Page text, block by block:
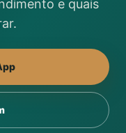
e quais